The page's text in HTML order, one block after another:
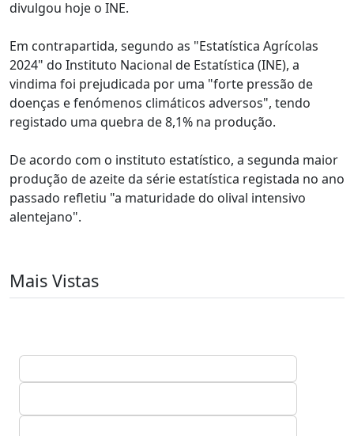
divulgou hoje o INE.
Em contrapartida, segundo as "Estatística Agrícolas
2024" do Instituto Nacional de Estatística (INE), a
vindima foi prejudicada por uma "forte pressão de
doenças e fenómenos climáticos adversos", tendo
registado uma quebra de 8,1% na produção.
De acordo com o instituto estatístico, a segunda maior
produção de azeite da série estatística registada no ano
passado refletiu "a maturidade do olival intensivo
alentejano".
Mais Vistas